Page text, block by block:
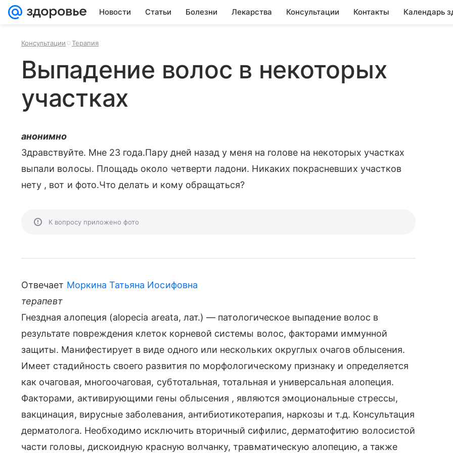
Новости Статьи Болезни Лекарства Консультации Контакты Календарь
Консультации Терапия
Выпадение волос в некоторых
участках
анонимно
Здравствуйте. Мне 23 года.Пару дней назад у меня на голове на некоторых участках
выпали волосы. Площадь около четверти ладони. Никаких покрасневших участков
нету , вот и фото.Что делать и кому обращаться?
К вопросу приложено фото
Отвечает Моркина Татьяна Иосифовна
терапевт
Гнездная алопеция (alopecia areata, лат.) — патологическое выпадение волос в
результате повреждения клеток корневой системы волос, факторами иммунной
защиты. Манифестирует в виде одного или нескольких округлых очагов облысения.
Имеет стадийность своего развития по морфологическому признаку и определяется
как очаговая, многоочаговая, субтотальная, тотальная и универсальная алопеция.
Факторами, активирующими гены облысения , являются эмоциональные стрессы,
вакцинация, вирусные заболевания, антибиотикотерапия, наркозы и т.д. Консультация
дерматолога. Необходимо исключить вторичный сифилис, дерматофитию волосистой
части головы, дискоидную красную волчанку, травматическую алопецию, а также